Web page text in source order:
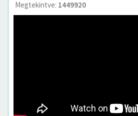
Megtekintve: 1449920